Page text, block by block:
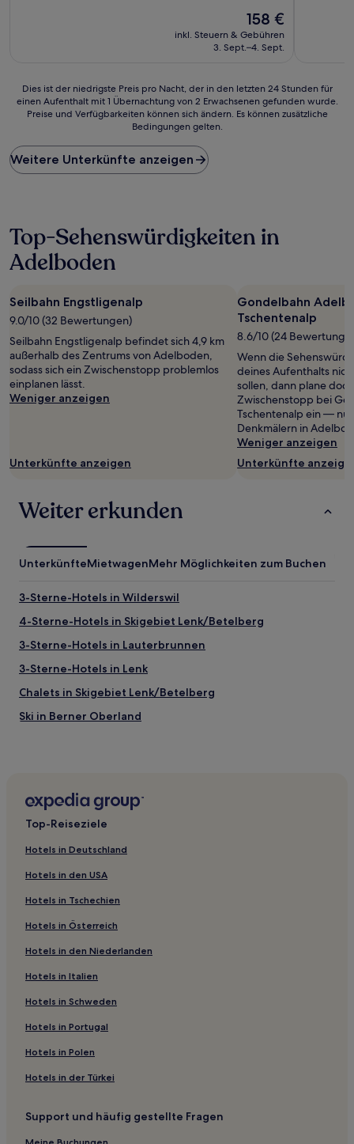
Der
Preis
beträgt
158 €
inkl. Steuern & Gebühren
3. Sept.–4. Sept.
Dies
ist
Preis
pro
Nacht,
letzten
24 Stunden
für
einen
mit
1 Übernachtung
2 Erwachsenen
gefunden
wurde.
Preise
und
ändern.
Es
zusätzliche
Bedingungen
Dies ist der niedrigste Preis pro Nacht, der in den letzten 24 Stunden für
einen Aufenthalt mit 1 Übernachtung von 2 Erwachsenen gefunden wurde.
Preise und Verfügbarkeiten können sich ändern. Es können zusätzliche
Bedingungen gelten.
Weitere Unterkünfte anzeigen
Top-Sehenswürdigkeiten in
Adelboden
Seilbahn Engstligenalp
9.0/10 (32 Bewertungen)
Seilbahn Engstligenalp befindet sich 4,9 km
außerhalb des Zentrums von Adelboden,
sodass sich ein Zwischenstopp problemlos
einplanen lässt.
Weniger anzeigen
Unterkünfte anzeigen
Gondelbahn
Tschentenalp
8.6/10 (24
Wenn die
deines Aufenthalts
sollen, dann plane
Zwischenstopp bei
Tschentenalp ein —
Denkmälern in
Weniger anzeigen
Unterkünfte
Weiter erkunden
UnterkünfteMietwagenMehr Möglichkeiten zum Buchen
3-Sterne-Hotels in Wilderswil
4-Sterne-Hotels in Skigebiet Lenk/Betelberg
3-Sterne-Hotels in Lauterbrunnen
3-Sterne-Hotels in Lenk
Chalets in Skigebiet Lenk/Betelberg
Ski in Berner Oberland
Business in Kandersteg
Ski in Kandersteg
Business in Lauterbrunnen
Hotels mit inbegriffenem Frühstück in Lauterbrunnen
Haustierfreundliche in Lauterbrunnen
Familien in Lauterbrunnen
Hotels mit Parkplatz in Sigriswil
Haustierfreundliche in Sigriswil
Familien in Lenk
Haustierfreundliche in Lenk
Hotels mit Parkplatz in Lenk
Haustierfreundliche in Gstaad
Business in Gstaad
Top-Reiseziele
Hotels in Deutschland
Hotels in den USA
Hotels in Tschechien
Hotels in Österreich
Hotels in den Niederlanden
Hotels in Italien
Hotels in Schweden
Hotels in Portugal
Hotels in Polen
Hotels in der Türkei
Support und häufig gestellte Fragen